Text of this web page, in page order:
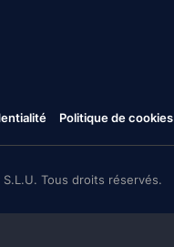
Politique de cookies
Tous droits réservés.